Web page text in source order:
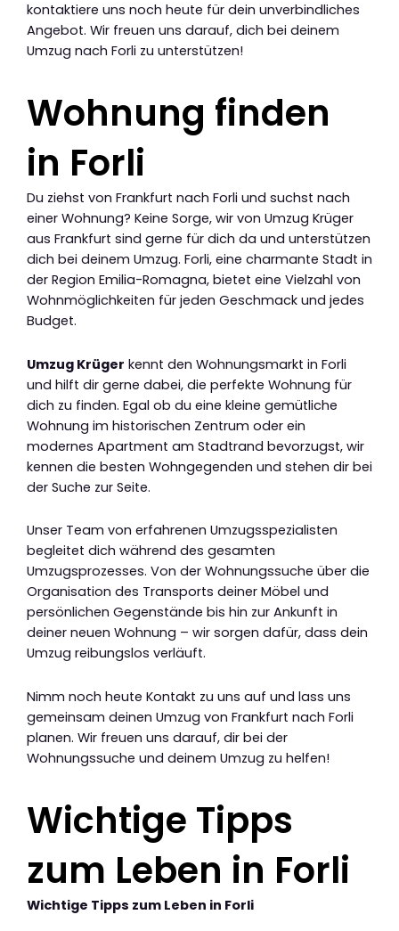
kontaktiere uns noch heute für dein unverbindliches
Angebot. Wir freuen uns darauf, dich bei deinem
Umzug nach Forli zu unterstützen!
Wohnung finden
in Forli
Du ziehst von Frankfurt nach Forli und suchst nach
einer Wohnung? Keine Sorge, wir von Umzug Krüger
aus Frankfurt sind gerne für dich da und unterstützen
dich bei deinem Umzug. Forli, eine charmante Stadt in
der Region Emilia-Romagna, bietet eine Vielzahl von
Wohnmöglichkeiten für jeden Geschmack und jedes
Budget.
Umzug Krüger kennt den Wohnungsmarkt in Forli
und hilft dir gerne dabei, die perfekte Wohnung für
dich zu finden. Egal ob du eine kleine gemütliche
Wohnung im historischen Zentrum oder ein
modernes Apartment am Stadtrand bevorzugst, wir
kennen die besten Wohngegenden und stehen dir bei
der Suche zur Seite.
Unser Team von erfahrenen Umzugsspezialisten
begleitet dich während des gesamten
Umzugsprozesses. Von der Wohnungssuche über die
Organisation des Transports deiner Möbel und
persönlichen Gegenstände bis hin zur Ankunft in
deiner neuen Wohnung – wir sorgen dafür, dass dein
Umzug reibungslos verläuft.
Nimm noch heute Kontakt zu uns auf und lass uns
gemeinsam deinen Umzug von Frankfurt nach Forli
planen. Wir freuen uns darauf, dir bei der
Wohnungssuche und deinem Umzug zu helfen!
Wichtige Tipps
zum Leben in Forli
Wichtige Tipps zum Leben in Forli